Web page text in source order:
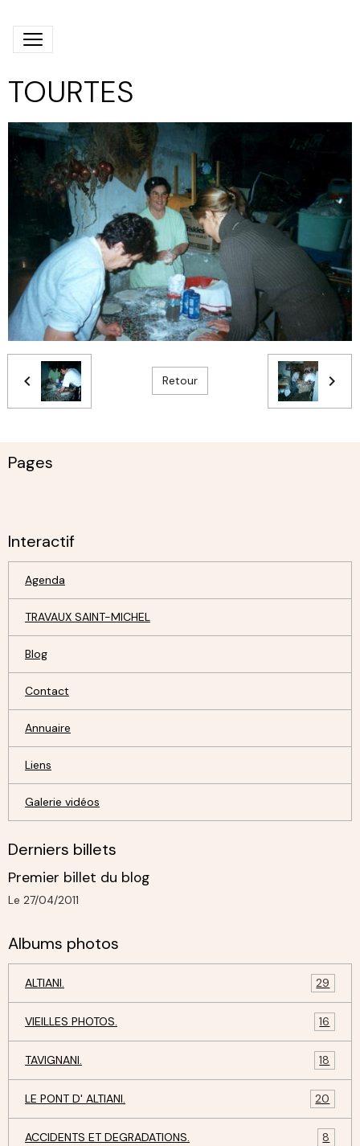
TOURTES
Retour
Pages
Interactif
Agenda
TRAVAUX SAINT-MICHEL
Blog
Contact
Annuaire
Liens
Galerie vidéos
Derniers billets
Premier billet du blog
Le 27/04/2011
Albums photos
ALTIANI. 29
VIEILLES PHOTOS. 16
TAVIGNANI. 18
LE PONT D' ALTIANI. 20
ACCIDENTS ET DEGRADATIONS. 8